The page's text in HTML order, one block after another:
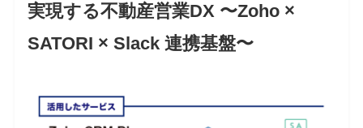
実現する不動産営業DX 〜Zoho ×
SATORI × Slack 連携基盤〜